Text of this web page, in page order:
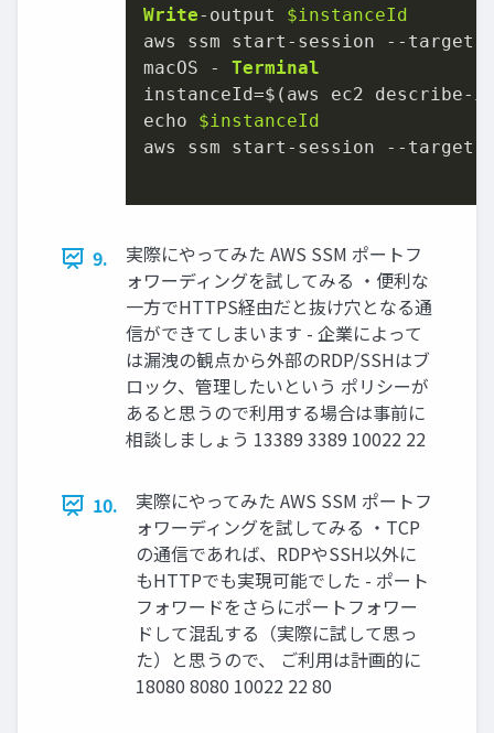
Write- output $instanceId
aws ssm start - session -- target
macOS
-
Terminal
instanceId=$(aws ec2 describe-
echo $instanceId
aws ssm start - session -- target
9.
実際にやってみた AWS SSM ポートフ
ォワーディングを試してみる ・便利な
一方でHTTPS経由だと抜け穴となる通
信ができてしまいます - 企業によって
は漏洩の観点から外部のRDP/SSHはブ
ロック、管理したいという ポリシーが
あると思うので利用する場合は事前に
相談しましょう 13389 3389 10022 22
10.
実際にやってみた AWS SSM ポートフ
ォワーディングを試してみる ・TCP
の通信であれば、RDPやSSH以外に
もHTTPでも実現可能でした - ポート
フォワードをさらにポートフォワー
ドして混乱する（実際に試して思っ
た）と思うので、 ご利用は計画的に
18080 8080 10022 22 80